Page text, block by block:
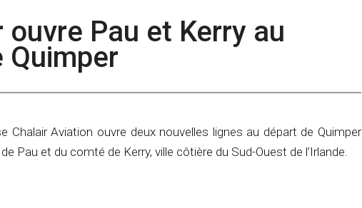
ouvre Pau et Kerry au
Quimper
Chalair Aviation ouvre deux nouvelles lignes au départ de Quimper
Pau et du comté de Kerry, ville côtière du Sud-Ouest de l’Irlande.